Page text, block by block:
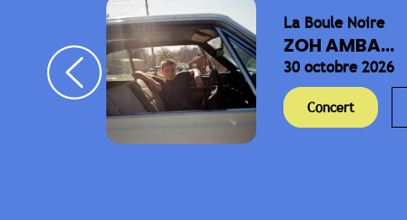
La Boule Noire
ZOH AMBA...
30 octobre 2026
Concert